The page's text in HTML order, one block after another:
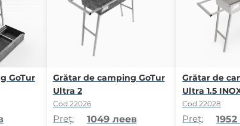
GoTur
Grătar de camping GoTur
Ultra 2
Cod 22026
Preț: 1049 леев
Grătar de
Ultra 1.5
Cod 22028
Preț: